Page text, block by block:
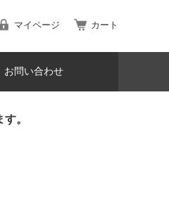
マイページ カート
お問い合わせ
。